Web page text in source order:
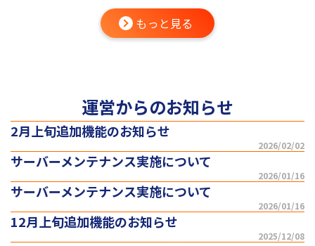
もっと見る
運営からのお知らせ
2月上旬追加機能のお知らせ
2026/02/02
サーバーメンテナンス実施について
2026/01/16
サーバーメンテナンス実施について
2026/01/16
12月上旬追加機能のお知らせ
2025/12/08